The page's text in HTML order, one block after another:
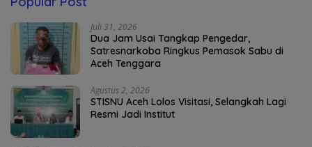
Juli 31, 2026
Dua Jam Usai Tangkap Pengedar,
Satresnarkoba Ringkus Pemasok Sabu di
Aceh Tenggara
Agustus 2, 2026
STISNU Aceh Lolos Visitasi, Selangkah Lagi
Resmi Jadi Institut